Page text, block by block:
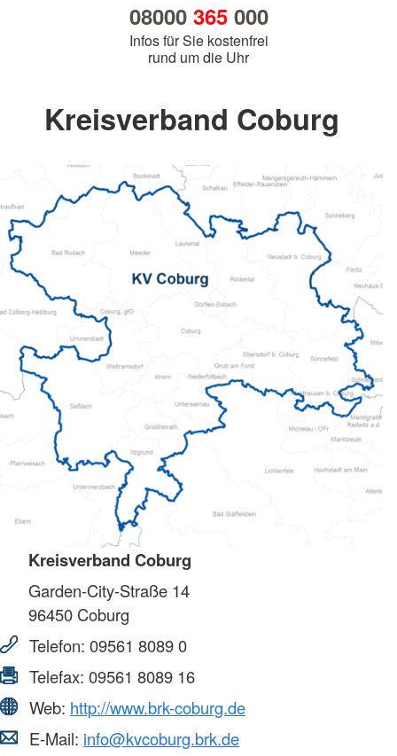
08000 365000
Infos für Sie kostenfrei
rund um die Uhr
Kreisverband Coburg
Kreisverband Coburg
Garden-City-Straße 14
96450 Coburg
Telefon: 09561 8089 0
Telefax: 09561 8089 16
Web: http://www.brk-coburg.de
E-Mail: info@kvcoburg.brk.de